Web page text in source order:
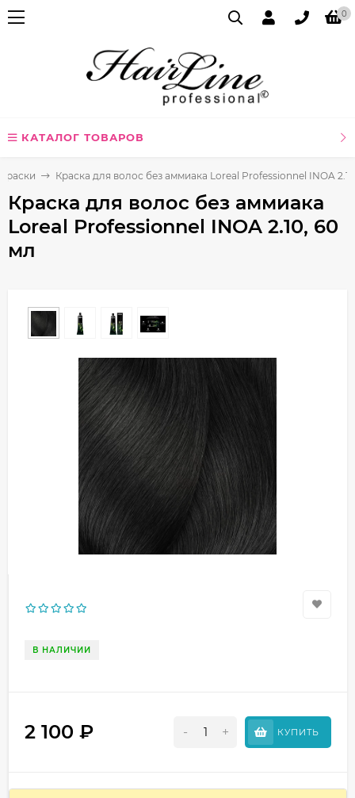
0
КАТАЛОГ ТОВАРОВ
Краски Краска для волос без аммиака Loreal Professionnel INOA
Краска для волос без аммиака
Loreal Professionnel INOA 2.10, 60
мл
В НАЛИЧИИ
2 100 ₽ - + КУПИТЬ